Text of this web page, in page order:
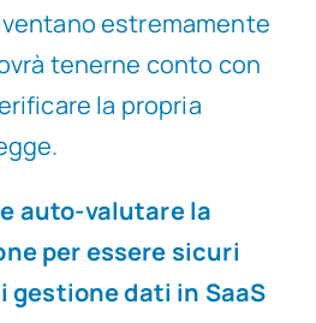
estremamente
tenerne conto con
la propria
auto-valutare la
per essere sicuri
dati in SaaS